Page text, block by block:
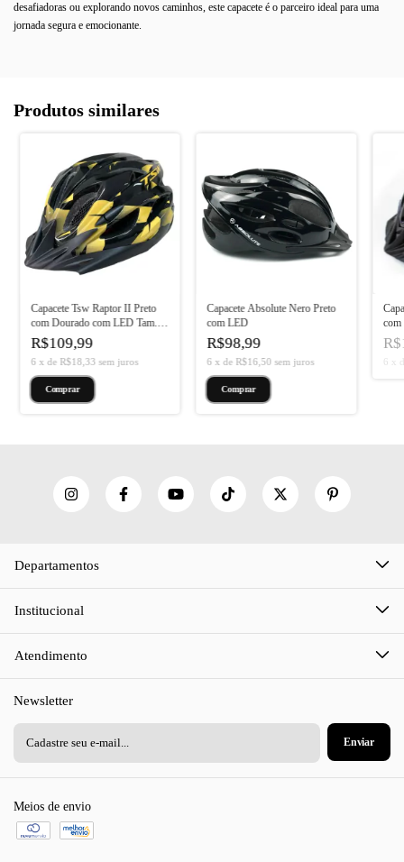
desafiadoras ou explorando novos caminhos, este capacete é o parceiro ideal para uma
jornada segura e emocionante.
Produtos similares
Capacete Tsw Raptor II Preto
com Dourado com LED Tam.
(M)
R$109,99
6 x de R$18,33 sem juros
Capacete Absolute Nero Preto
com LED
R$98,99
6 xde R$16,50 sem juros
Comprar
6 x
Departamentos
Institucional
Atendimento
Newsletter
Meios de envio